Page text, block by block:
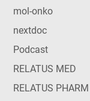
mol-onko
nextdoc
Podcast
RELATUS MED
RELATUS PHARM